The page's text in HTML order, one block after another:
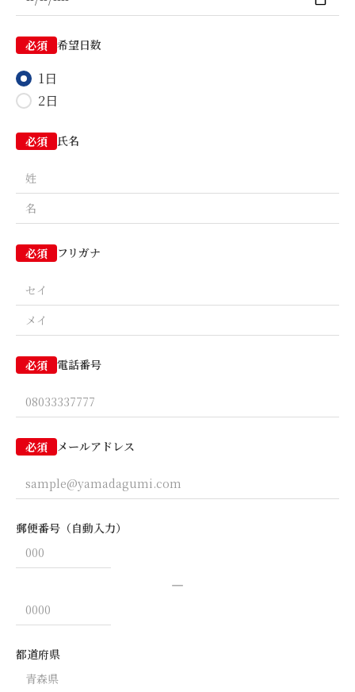
必須 希望日数
1日
2日
必須 氏名
必須 フリガナ
必須 電話番号
必須 メールアドレス
郵便番号（自動入力）
―
都道府県